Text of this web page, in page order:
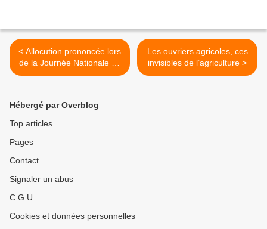
< Allocution prononcée lors
de la Journée Nationale de
la Résistance au Rempart
Les ouvriers agricoles, ces
invisibles de l’agriculture >
Hébergé par Overblog
Top articles
Pages
Contact
Signaler un abus
C.G.U.
Cookies et données personnelles